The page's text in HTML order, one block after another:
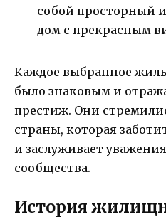
собой просторный
дом с прекрасным
Каждое выбранное
было знаковым и
престиж. Они
страны, которая
и заслуживает
сообщества.
История